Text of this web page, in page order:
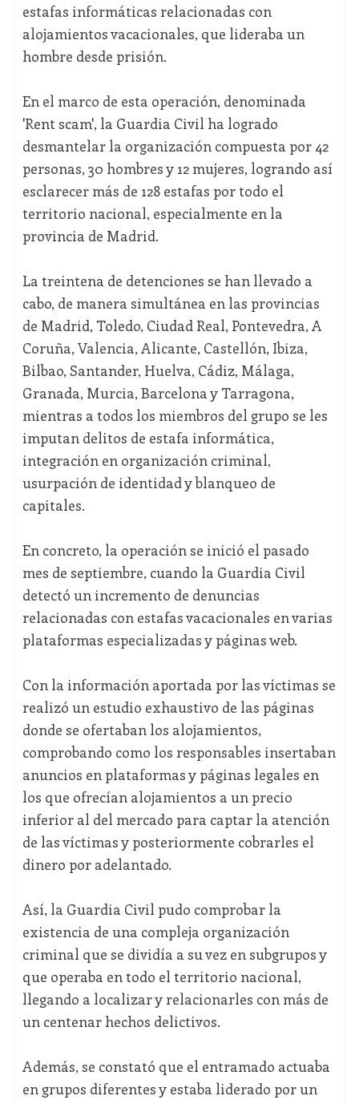
estafas informáticas relacionadas con
alojamientos vacacionales, que lideraba un
hombre desde prisión.
En el marco de esta operación, denominada
'Rent scam', la Guardia Civil ha logrado
desmantelar la organización compuesta por 42
personas, 30 hombres y 12 mujeres, logrando así
esclarecer más de 128 estafas por todo el
territorio nacional, especialmente en la
provincia de Madrid.
La treintena de detenciones se han llevado a
cabo, de manera simultánea en las provincias
de Madrid, Toledo, Ciudad Real, Pontevedra, A
Coruña, Valencia, Alicante, Castellón, Ibiza,
Bilbao, Santander, Huelva, Cádiz, Málaga,
Granada, Murcia, Barcelona y Tarragona,
mientras a todos los miembros del grupo se les
imputan delitos de estafa informática,
integración en organización criminal,
usurpación de identidad y blanqueo de
capitales.
En concreto, la operación se inició el pasado
mes de septiembre, cuando la Guardia Civil
detectó un incremento de denuncias
relacionadas con estafas vacacionales en varias
plataformas especializadas y páginas web.
Con la información aportada por las víctimas se
realizó un estudio exhaustivo de las páginas
donde se ofertaban los alojamientos,
comprobando como los responsables insertaban
anuncios en plataformas y páginas legales en
los que ofrecían alojamientos a un precio
inferior al del mercado para captar la atención
de las víctimas y posteriormente cobrarles el
dinero por adelantado.
Así, la Guardia Civil pudo comprobar la
existencia de una compleja organización
criminal que se dividía a su vez en subgrupos y
que operaba en todo el territorio nacional,
llegando a localizar y relacionarles con más de
un centenar hechos delictivos.
Además, se constató que el entramado actuaba
en grupos diferentes y estaba liderado por un